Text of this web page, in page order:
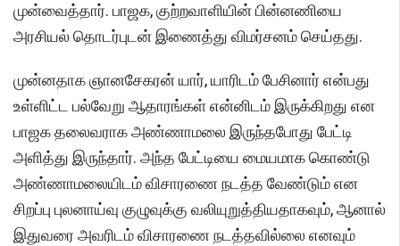
முன்வைத்தார். பாஜக, குற்றவாளியின் பின்னணியை
அரசியல் தொடர்புடன் இணைத்து விமர்சனம் செய்தது.
முன்னதாக ஞானசேகரன் யார், யாரிடம் பேசினார் என்பது
உள்ளிட்ட பல்வேறு ஆதாரங்கள் என்னிடம் இருக்கிறது என
பாஜக தலைவராக அண்ணாமலை இருந்தபோது பேட்டி
அளித்து இருந்தார். அந்த பேட்டியை மையமாக கொண்டு
அண்ணாமலையிடம் விசாரணை நடத்த வேண்டும் என
சிறப்பு புலனாய்வு குழுவுக்கு வலியுறுத்தியதாகவும், ஆனால்
இதுவரை அவரிடம் விசாரணை நடத்தவில்லை எனவும்